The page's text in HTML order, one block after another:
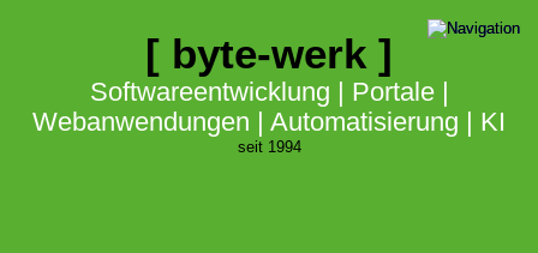
[ byte-werk ]
Softwareentwicklung | Portale |
Webanwendungen | Automatisierung | KI
seit 1994
Portale & Plattformen
automatisieren & digitalisieren
Softwareentwicklung
Webentwicklung & Webdesign